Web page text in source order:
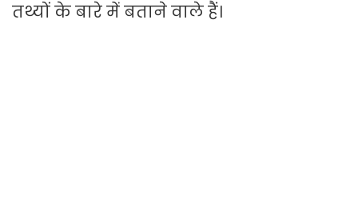
तथ्यों के बारे में बताने वाले हैं।